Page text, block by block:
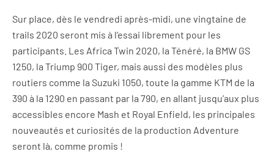
Sur place, dès le vendredi après-midi, une vingtaine de
trails 2020 seront mis à l’essai librement pour les
participants. Les Africa Twin 2020, la Ténéré, la BMW GS
1250, la Triump 900 Tiger, mais aussi des modèles plus
routiers comme la Suzuki 1050, toute la gamme KTM de la
390 à la 1290 en passant par la 790, en allant jusqu’aux plus
accessibles encore Mash et Royal Enfield, les principales
nouveautés et curiosités de la production Adventure
seront là, comme promis !